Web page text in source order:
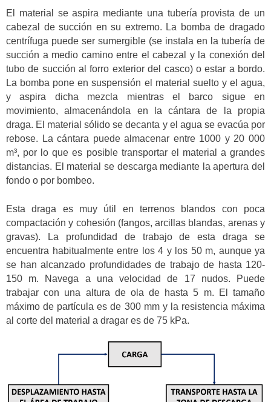
El material se aspira mediante una tubería provista de un
cabezal de succión en su extremo. La bomba de dragado
centrífuga puede ser sumergible (se instala en la tubería de
succión a medio camino entre el cabezal y la conexión del
tubo de succión al forro exterior del casco) o estar a bordo.
La bomba pone en suspensión el material suelto y el agua,
y aspira dicha mezcla mientras el barco sigue en
movimiento, almacenándola en la cántara de la propia
draga. El material sólido se decanta y el agua se evacúa por
rebose. La cántara puede almacenar entre 1000 y 20 000
m³, por lo que es posible transportar el material a grandes
distancias. El material se descarga mediante la apertura del
fondo o por bombeo.
Esta draga es muy útil en terrenos blandos con poca
compactación y cohesión (fangos, arcillas blandas, arenas y
gravas). La profundidad de trabajo de esta draga se
encuentra habitualmente entre los 4 y los 50 m, aunque ya
se han alcanzado profundidades de trabajo de hasta 120-
150 m. Navega a una velocidad de 17 nudos. Puede
trabajar con una altura de ola de hasta 5 m. El tamaño
máximo de partícula es de 300 mm y la resistencia máxima
al corte del material a dragar es de 75 kPa.